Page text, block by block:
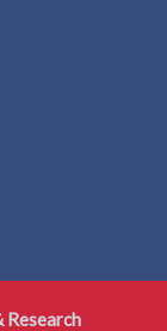
Research